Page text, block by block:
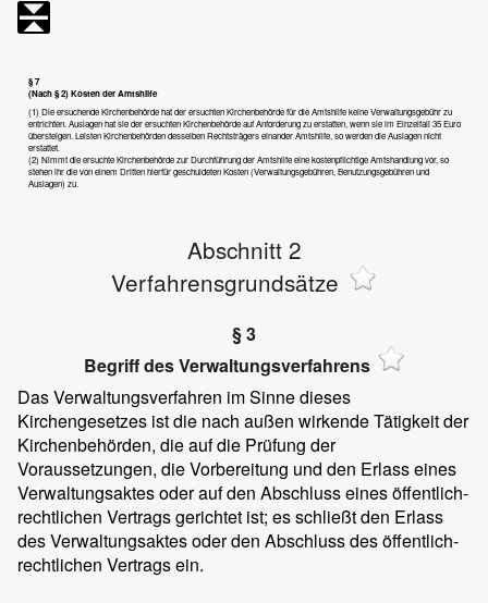
§ 7
(Nach § 2) Kosten der Amtshilfe
(1) Die ersuchende Kirchenbehörde hat der ersuchten Kirchenbehörde für die Amtshilfe keine Verwaltungsgebühr zu
entrichten. Auslagen hat sie der ersuchten Kirchenbehörde auf Anforderung zu erstatten, wenn sie im Einzelfall 35 Euro
übersteigen. Leisten Kirchenbehörden desselben Rechtsträgers einander Amtshilfe, so werden die Auslagen nicht
erstattet.
(2) Nimmt die ersuchte Kirchenbehörde zur Durchführung der Amtshilfe eine kostenpflichtige Amtshandlung vor, so
stehen ihr die von einem Dritten hierfür geschuldeten Kosten (Verwaltungsgebühren, Benutzungsgebühren und
Auslagen) zu.
Abschnitt 2
Verfahrensgrundsätze
§ 3
Begriff des Verwaltungsverfahrens
Das Verwaltungsverfahren im Sinne dieses
Kirchengesetzes ist die nach außen wirkende Tätigkeit der
Kirchenbehörden, die auf die Prüfung der
Voraussetzungen, die Vorbereitung und den Erlass eines
Verwaltungsaktes oder auf den Abschluss eines öffentlich-
rechtlichen Vertrags gerichtet ist; es schließt den Erlass
des Verwaltungsaktes oder den Abschluss des öffentlich-
rechtlichen Vertrags ein.